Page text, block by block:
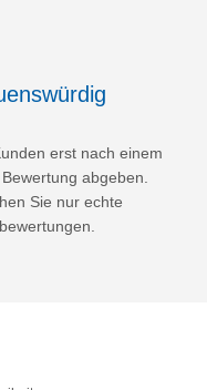
erst nach einem
abgeben.
Sie nur echte